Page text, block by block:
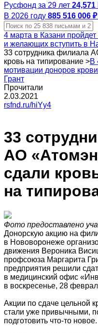
Русфонд за 29 лет
В 2026 году 885 516 006 ₽
4 марта в Казани
и желающих вступить в
33 сотрудника филиала
кровь на типирование >В
мотивации доноров
Грант
Прочитали
2.03.2021
rsfnd.ru/hiYy4
33
АО
сдали
на
Фото предоставлено
Донорскую акцию на
в Нововоронеже
движения Вероника
профсоюза Маргарита
предприятия решили
в медицинский офис
в воскресенье, 28
Акции по сдаче цельной
стали уже привычными,
подготовить что-то новое.